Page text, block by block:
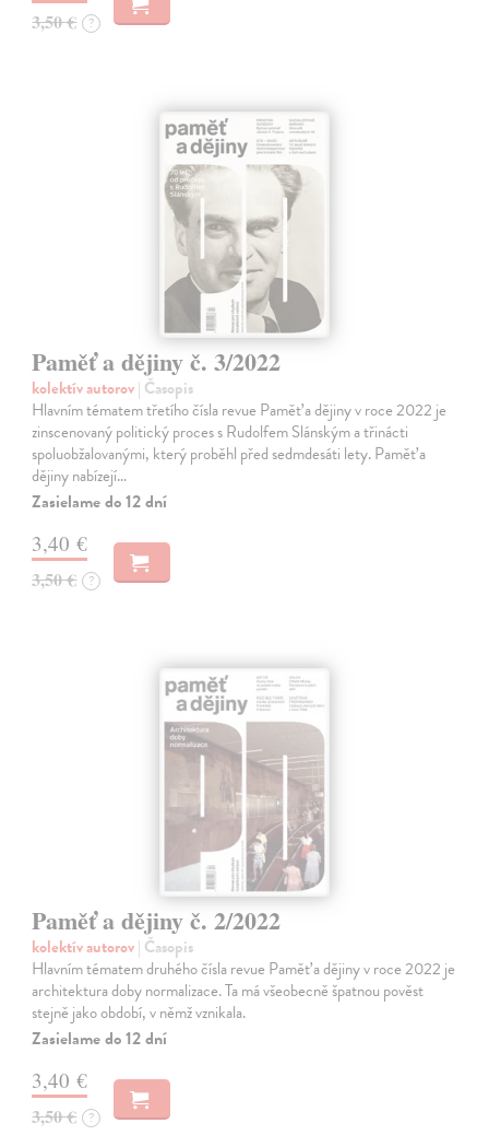
3,50 € ?
Paměť a dějiny č. 3/2022
kolektív autorov| Časopis
Hlavním tématem třetího čísla revue Paměť a dějiny v roce 2022 je
zinscenovaný politický proces s Rudolfem Slánským a třinácti
spoluobžalovanými, který proběhl před sedmdesáti lety. Paměť a
dějiny nabízejí…
Zasielame do 12 dní
3,40 €
3,50 € ?
Paměť a dějiny č. 2/2022
kolektív autorov| Časopis
Hlavním tématem druhého čísla revue Paměť a dějiny v roce 2022 je
architektura doby normalizace. Ta má všeobecně špatnou pověst
stejně jako období, v němž vznikala.
Zasielame do 12 dní
3,40 €
3,50 € ?